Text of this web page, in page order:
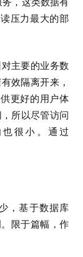
压力最大的部
主要的业务数
效隔离开来，
更好的用户体
所以尽管访问
很小。通过
，基于数据库
限于篇幅，作